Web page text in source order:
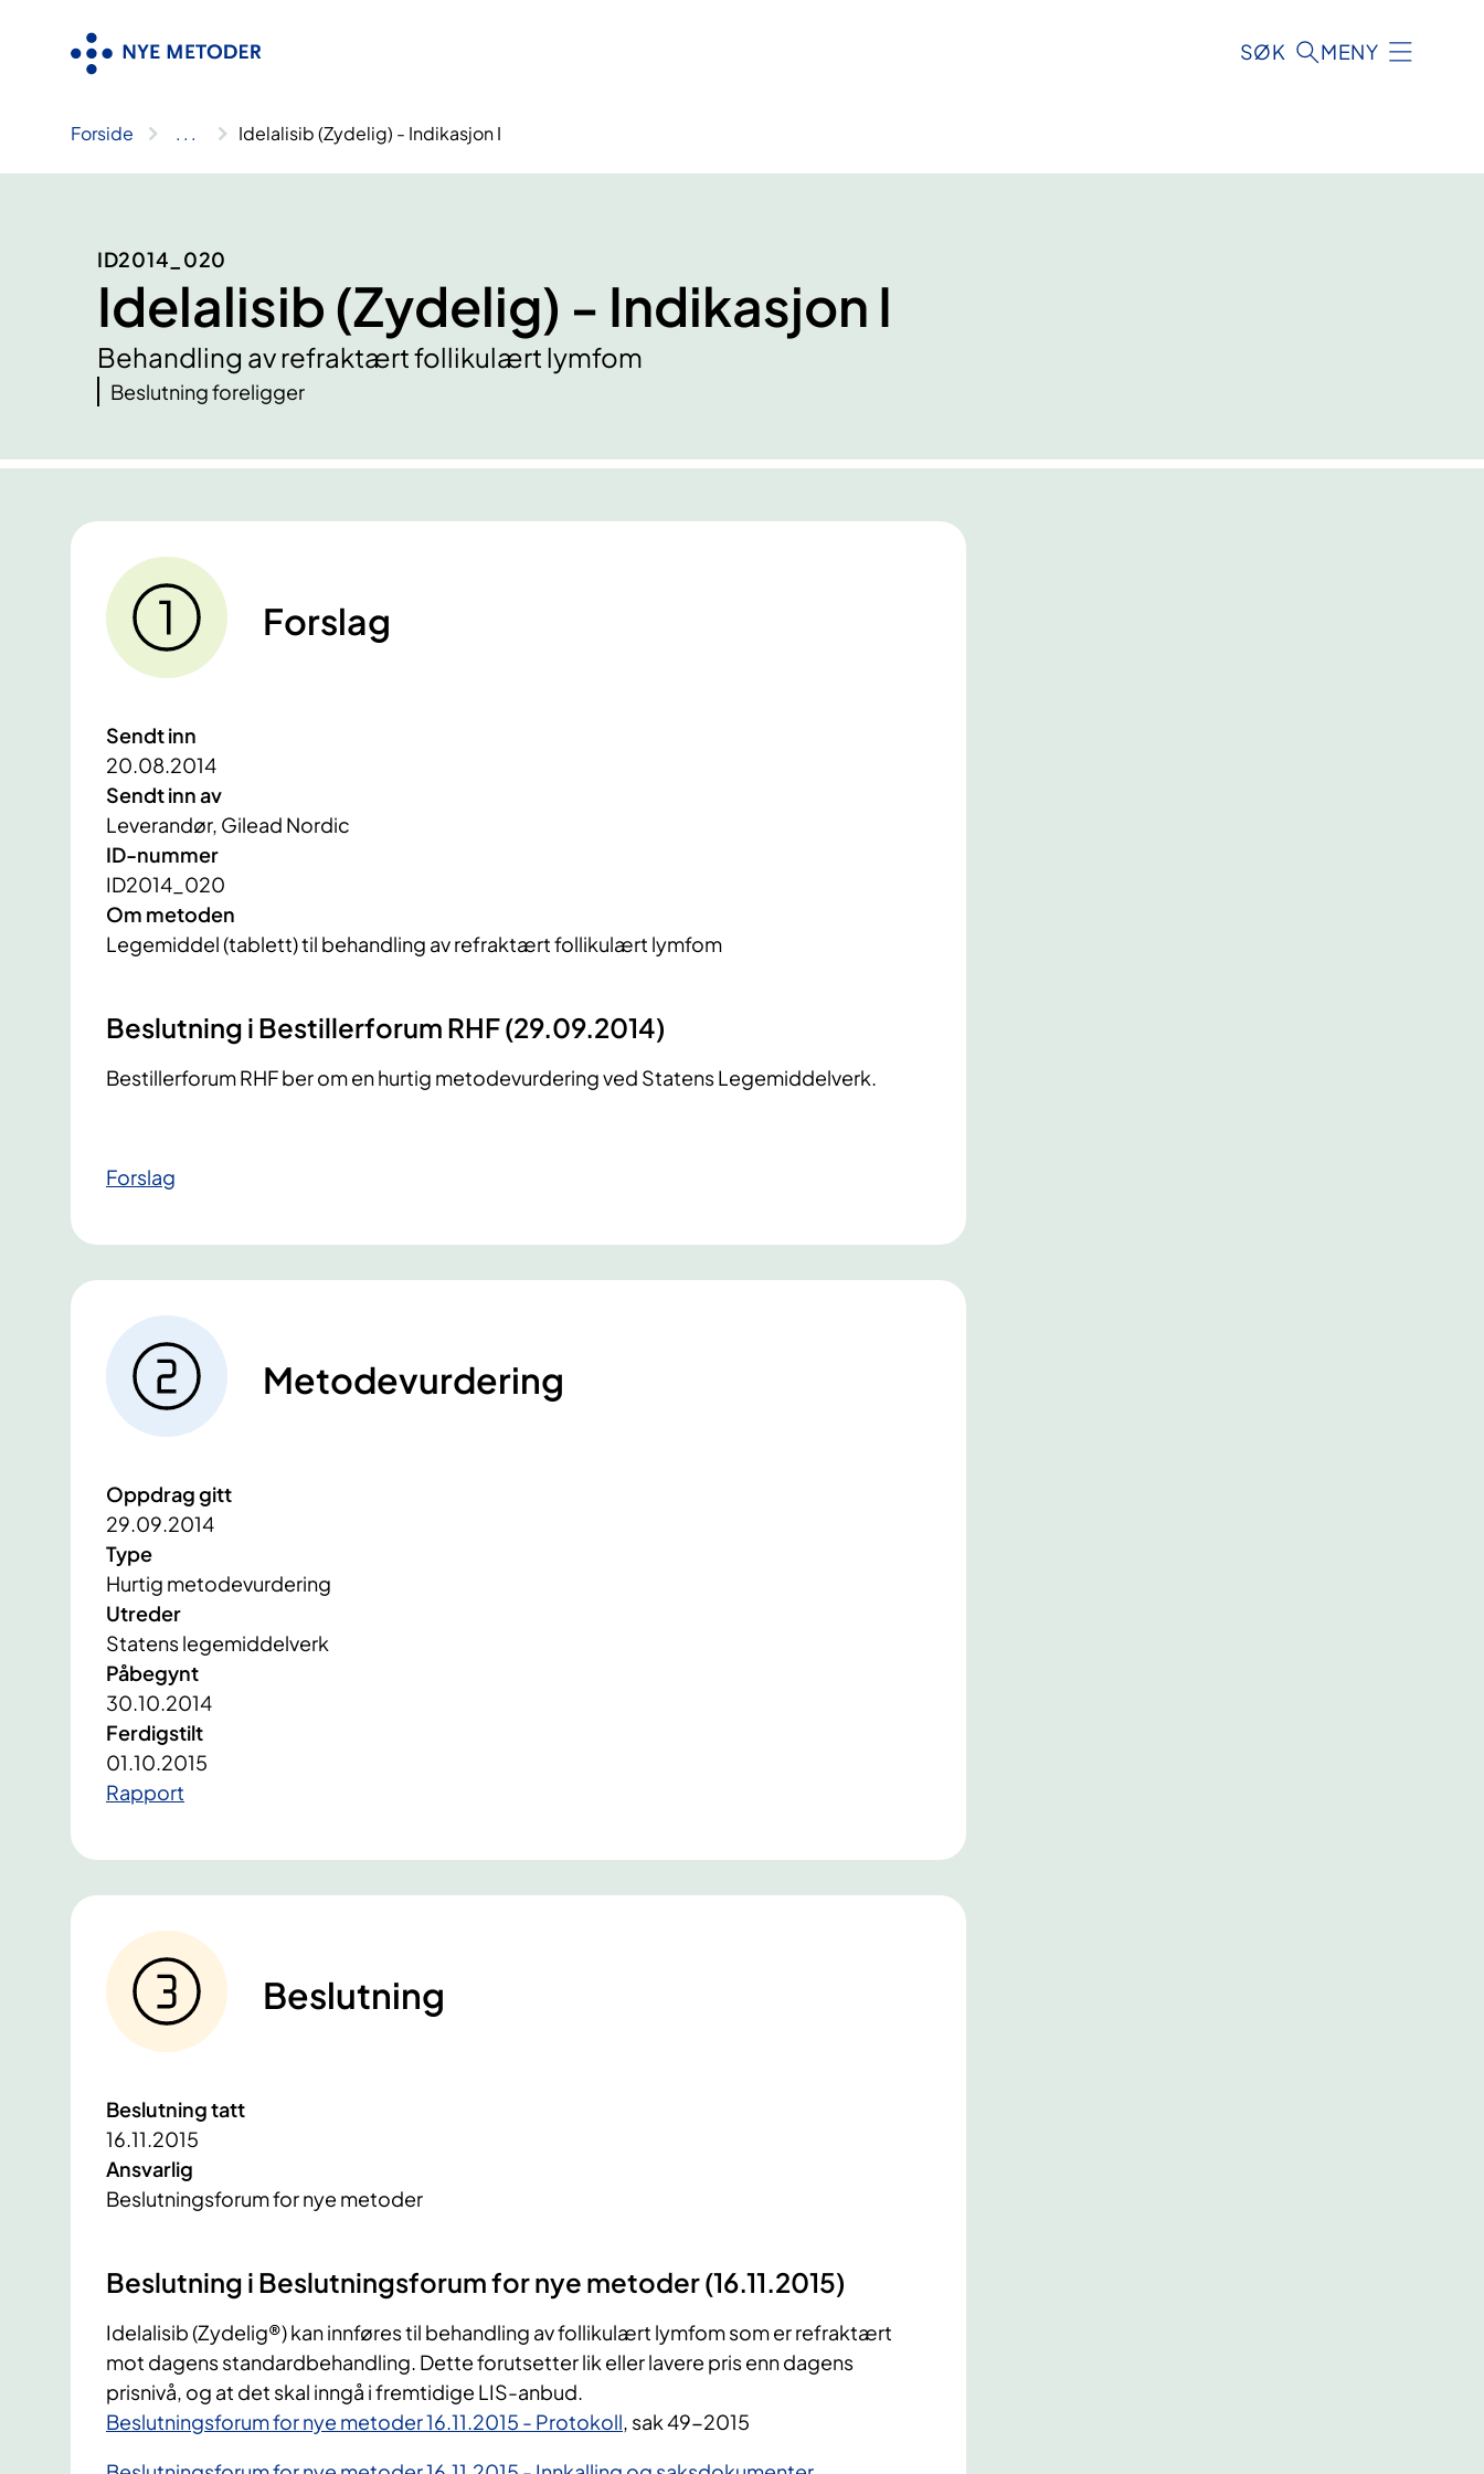
SØK MENY
Forside .. . Idelalisib (Zydelig) - Indikasjon I
ID2014_020
Idelalisib (Zydelig) - Indikasjon I
Behandling av refraktært follikulært lymfom
Beslutning foreligger
Forslag
Sendt inn
20.08.2014
Sendt inn av
Leverandør, Gilead Nordic
ID-nummer
ID2014_020
Om metoden
Legemiddel (tablett) til behandling av refraktært follikulært lymfom
Beslutning i Bestillerforum RHF (29.09.2014)
Bestillerforum RHF ber om en hurtig metodevurdering ved Statens Legemiddelverk.
Forslag
Metodevurdering
Oppdrag gitt
29.09.2014
Type
Hurtig metodevurdering
Utreder
Statens legemiddelverk
Påbegynt
30.10.2014
Ferdigstilt
01.10.2015
​Rapport
Beslutning
Beslutning tatt
16.11.2015
Ansvarlig
Beslutningsforum for nye metoder
Beslutning i Beslutningsforum for nye metoder (16.11.2015)
​Idelalisib (Zydelig®) kan innføres til behandling av follikulært lymfom som er refraktært
mot dagens standardbehandling. Dette forutsetter lik eller lavere pris enn dagens
prisnivå, og at det skal inngå i fremtidige LIS-anbud.
Beslutningsforum for nye metoder 16.11.2015 - Protokoll, sak 49-2015